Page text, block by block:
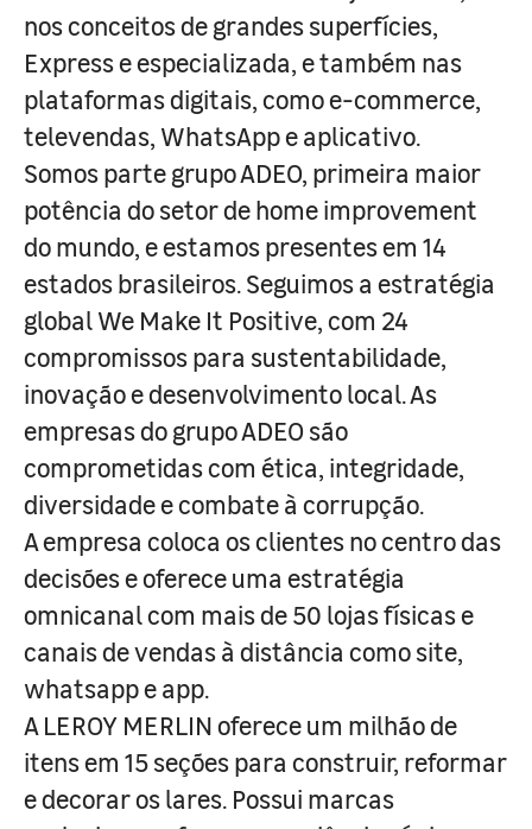
nos conceitos de grandes superfícies,
Express e especializada, e também nas
plataformas digitais, como e-commerce,
televendas, WhatsApp e aplicativo.
Somos parte grupo ADEO, primeira maior
potência do setor de home improvement
do mundo, e estamos presentes em 14
estados brasileiros. Seguimos a estratégia
global We Make It Positive, com 24
compromissos para sustentabilidade,
inovação e desenvolvimento local. As
empresas do grupo ADEO são
comprometidas com ética, integridade,
diversidade e combate à corrupção.
A empresa coloca os clientes no centro das
decisões e oferece uma estratégia
omnicanal com mais de 50 lojas físicas e
canais de vendas à distância como site,
whatsapp e app.
A LEROY MERLIN oferece um milhão de
itens em 15 seções para construir, reformar
e decorar os lares. Possui marcas